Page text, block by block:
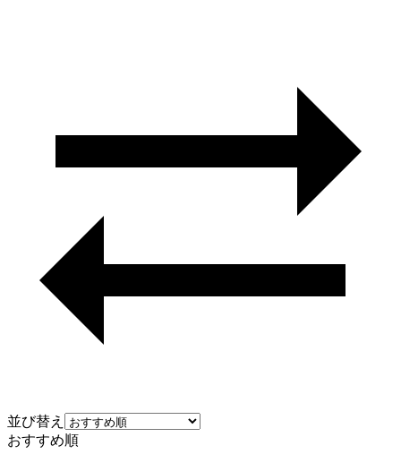
並び替え
おすすめ順